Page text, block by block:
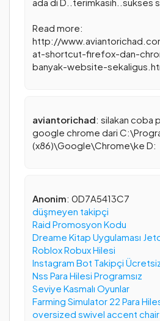
ada di D..terimkasih..sukses
Read more:
http://
at-shortcut-firefox-dan-
banyak-website-
aviantorichad: silakan coba
google chrome dari
(x86)\Google\Chrome\ke D:
Anonim: 0D7A5413C7
düşmeyen takipçi
Raid Promosyon Kodu
Dreame Kitap Uygulaması
Roblox Robux Hilesi
Instagram Bot Takipçi
Nss Para Hilesi Programsız
Seviye Kasmalı Oyunlar
Farming Simulator 22 Para
oversized swivel accent chair